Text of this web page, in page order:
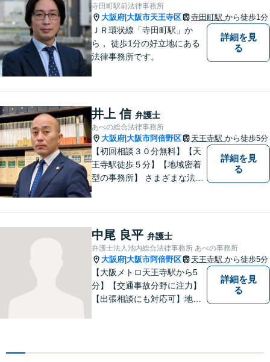
寺田町駅前法律事務所
大阪府 大阪市天王寺区 寺田町駅 から徒歩1分
ＪＲ環状線「寺田町駅」か
ら， 徒歩1分の好立地にある
法律事務所です。
詳細を見
る
井上 信 弁護士
あべの総合法律事務所
大阪府 大阪市阿倍野区 天王寺駅 から徒歩5分
【初回相談３０分無料】【天
王寺駅徒歩５分】【地域密着
型の事務所】 さまざまな法律
相続、インターネット上のト
ラブルに注力！！
詳細を見
る
中尾 良平 弁護士
弁護士法人池内総合法律事務所 あべの事務所
大阪府 大阪市阿倍野区 天王寺駅 から徒歩5分
【大阪メトロ天王寺駅から5
分】【交通事故分野に注力】
【出張相談にも対応可】地元
幅広い法律サービスを提供い
詳細を見
る